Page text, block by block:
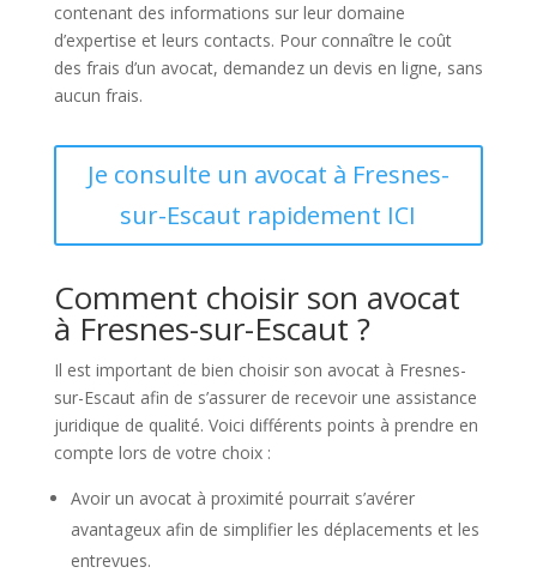
contenant des informations sur leur domaine
d’expertise et leurs contacts. Pour connaître le coût
des frais d’un avocat, demandez un devis en ligne, sans
aucun frais.
Je consulte un avocat à Fresnes-
sur-Escaut rapidement ICI
Comment choisir son avocat
à Fresnes-sur-Escaut ?
Il est important de bien choisir son avocat à Fresnes-
sur-Escaut afin de s’assurer de recevoir une assistance
juridique de qualité. Voici différents points à prendre en
compte lors de votre choix :
Avoir un avocat à proximité pourrait s’avérer
avantageux afin de simplifier les déplacements et les
entrevues.